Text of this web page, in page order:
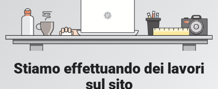
Stiamo effettuando dei lavori
sul sito